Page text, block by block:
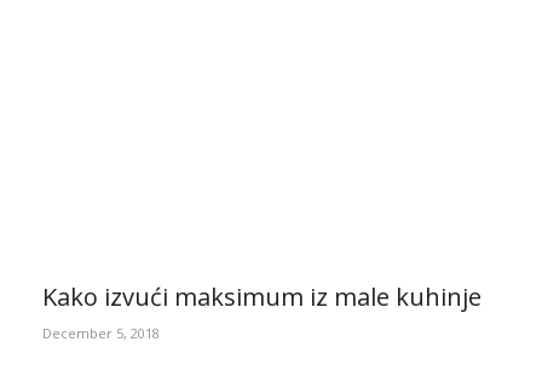
Kako izvući maksimum iz male kuhinje
December 5, 2018